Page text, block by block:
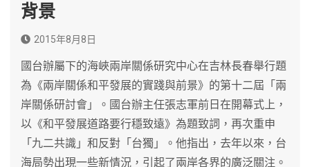
背景
2015年8月8日
國台辦屬下的海峽兩岸關係研究中心在吉林長春舉行題
為《兩岸關係和平發展的實踐與前景》的第十二屆「兩
岸關係研討會」。國台辦主任張志軍前日在開幕式上，
以《和平發展道路要行穩致遠》為題致詞，再次重申
「九二共識」和反對「台獨」。他指出，去年以來，台
海局勢出現一些新情況，引起了兩岸各界的廣泛關注。